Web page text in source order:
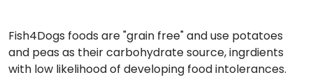
Fish4Dogs foods are "grain free" and use potatoes
and peas as their carbohydrate source, ingrdients
with low likelihood of developing food intolerances.